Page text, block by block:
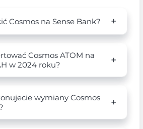
Cosmos na Sense Bank?
Cosmos ATOM na
w 2024 roku?
wymiany Cosmos